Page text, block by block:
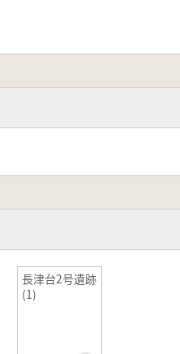
長津台2号遺跡
(1)